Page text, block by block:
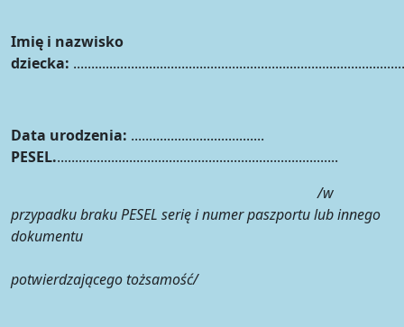
Imię i nazwisko
dziecka:
Data urodzenia: .....................................
PESEL...............................................................................
/w
przypadku braku PESEL serię i numer paszportu lub innego
dokumentu
potwierdzającego tożsamość/